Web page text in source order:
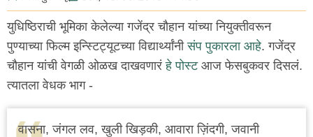
युधिष्ठिराची भूमिका केलेल्या गजेंद्र चौहान यांच्या नियुक्तीवरून
पुण्याच्या फिल्म इन्स्टिट्यूटच्या विद्यार्थ्यांनीसंप पुकारला आहे. गजेंद्र
चौहान यांची वेगळी ओळख दाखवणारंहे पोस्टआज फेसबुकवर दिसलं.
त्यातला वेधक भाग -
वासना, जंगल लव, खुली खिड़की, आवारा ज़िंदगी, जवानी